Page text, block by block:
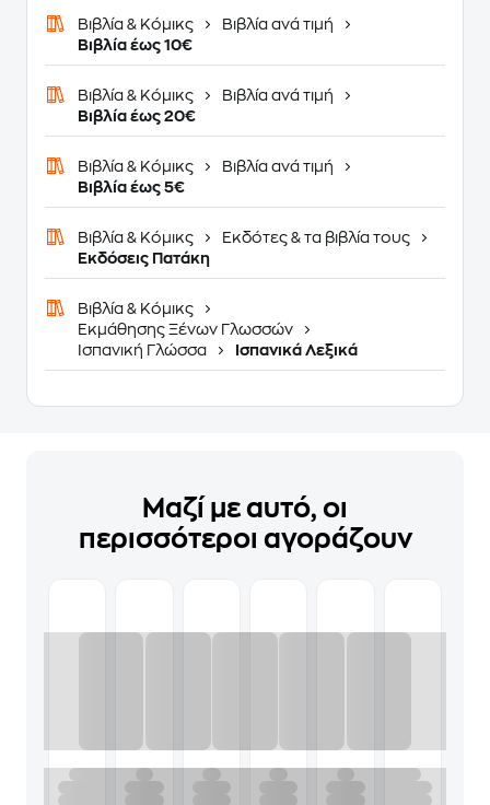
Βιβλία & Κόμικς
Βιβλία ανά τιμή
Βιβλία έως 10€
Βιβλία & Κόμικς
Βιβλία ανά τιμή
Βιβλία έως 20€
Βιβλία & Κόμικς
Βιβλία ανά τιμή
Βιβλία έως 5€
Βιβλία & Κόμικς
Εκδότες & τα βιβλία τους
Εκδόσεις Πατάκη
Βιβλία & Κόμικς
Εκμάθησης Ξένων Γλωσσών
Ισπανική Γλώσσα
Ισπανικά Λεξικά
Μαζί με αυτό, οι
περισσότεροι αγοράζουν